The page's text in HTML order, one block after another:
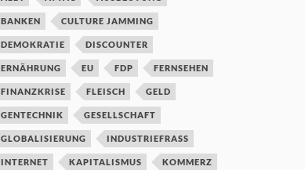
BANKEN CULTURE JAMMING
DEMOKRATIE DISCOUNTER
ERNÄHRUNG EU FDP FERNSEHEN
FINANZKRISE FLEISCH GELD
GENTECHNIK GESELLSCHAFT
GLOBALISIERUNG INDUSTRIEFRASS
INTERNET KAPITALISMUS KOMMERZ